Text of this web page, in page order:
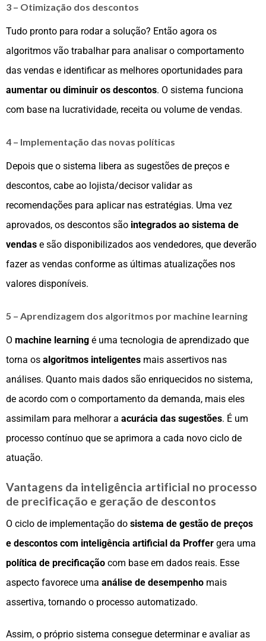
3 – Otimização dos descontos
Tudo pronto para rodar a solução? Então agora os
algoritmos vão trabalhar para analisar o comportamento
das vendas e identificar as melhores oportunidades para
aumentar ou diminuir os descontos. O sistema funciona
com base na lucratividade, receita ou volume de vendas.
4 – Implementação das novas políticas
Depois que o sistema libera as sugestões de preços e
descontos, cabe ao lojista/decisor validar as
recomendações para aplicar nas estratégias. Uma vez
aprovados, os descontos são integrados ao sistema de
vendas e são disponibilizados aos vendedores, que deverão
fazer as vendas conforme as últimas atualizações nos
valores disponíveis.
5 – Aprendizagem dos algoritmos por machine learning
O machine learning é uma tecnologia de aprendizado que
torna os algoritmos inteligentes mais assertivos nas
análises. Quanto mais dados são enriquecidos no sistema,
de acordo com o comportamento da demanda, mais eles
assimilam para melhorar a acurácia das sugestões. É um
processo contínuo que se aprimora a cada novo ciclo de
atuação.
Vantagens da inteligência artificial no processo
de precificação e geração de descontos
O ciclo de implementação do sistema de gestão de preços
e descontos com inteligência artificial da Proffer gera uma
política de precificação com base em dados reais. Esse
aspecto favorece uma análise de desempenho mais
assertiva, tornando o processo automatizado.
Assim, o próprio sistema consegue determinar e avaliar as